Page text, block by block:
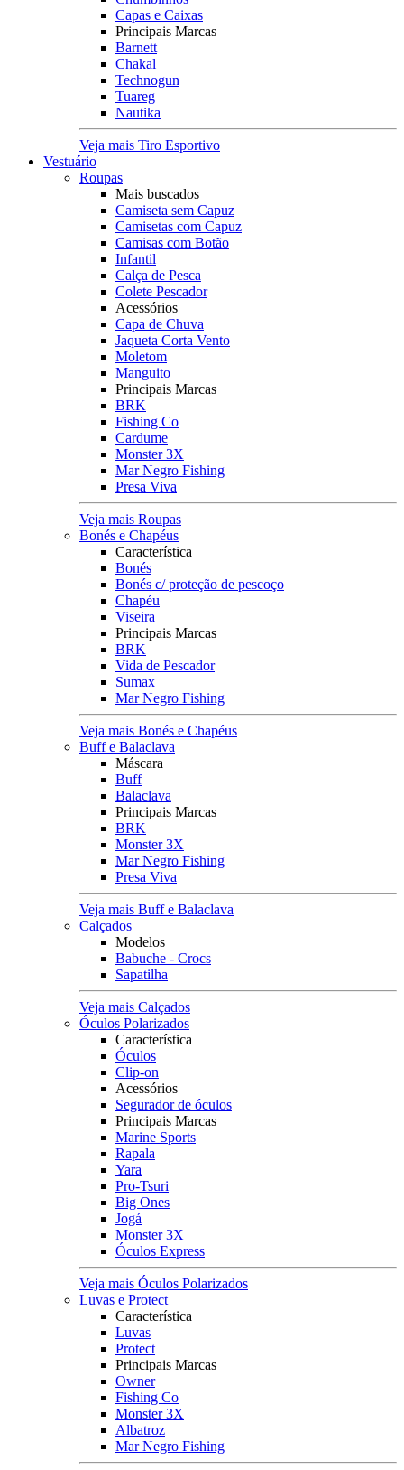
Capas e Caixas
Principais Marcas
Barnett
Chakal
Technogun
Tuareg
Nautika
Veja mais Tiro Esportivo
Vestuário
Roupas
Mais buscados
Camiseta sem Capuz
Camisetas com Capuz
Camisas com Botão
Infantil
Calça de Pesca
Colete Pescador
Acessórios
Capa de Chuva
Jaqueta Corta Vento
Moletom
Manguito
Principais Marcas
BRK
Fishing Co
Cardume
Monster 3X
Mar Negro Fishing
Presa Viva
Veja mais Roupas
Bonés e Chapéus
Característica
Bonés
Bonés c/ proteção de pescoço
Chapéu
Viseira
Principais Marcas
BRK
Vida de Pescador
Sumax
Mar Negro Fishing
Veja mais Bonés e Chapéus
Buff e Balaclava
Máscara
Buff
Balaclava
Principais Marcas
BRK
Monster 3X
Mar Negro Fishing
Presa Viva
Veja mais Buff e Balaclava
Calçados
Modelos
Babuche - Crocs
Sapatilha
Veja mais Calçados
Óculos Polarizados
Característica
Óculos
Clip-on
Acessórios
Segurador de óculos
Principais Marcas
Marine Sports
Rapala
Yara
Pro-Tsuri
Big Ones
Jogá
Monster 3X
Óculos Express
Veja mais Óculos Polarizados
Luvas e Protect
Característica
Luvas
Protect
Principais Marcas
Owner
Fishing Co
Monster 3X
Albatroz
Mar Negro Fishing